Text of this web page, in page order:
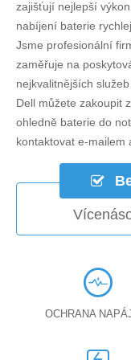
zajišťují nejlepší
nabíjení baterie
Jsme profesionální
zaměřuje na
nejkvalitnějších
Dell můžete zakoupit
ohledně baterie do
kontaktovat e-mailem
OCHRANA